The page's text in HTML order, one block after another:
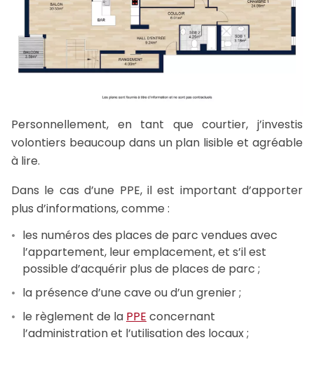
Personnellement, en tant que courtier, j’investis
volontiers beaucoup dans un plan lisible et agréable
à lire.
Dans le cas d’une PPE, il est important d’apporter
plus d’informations, comme :
les numéros des places de parc vendues avec
l’appartement, leur emplacement, et s’il est
possible d’acquérir plus de places de parc ;
la présence d’une cave ou d’un grenier ;
le règlement de la PPE concernant
l’administration et l’utilisation des locaux ;